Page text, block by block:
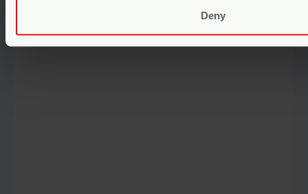
Deny
Gerelateerde producten